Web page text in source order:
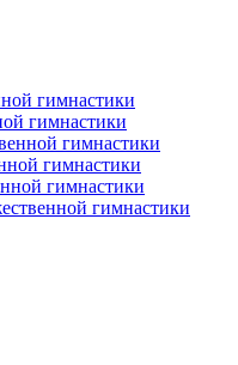
гимнастики
гимнастики
гимнастики
гимнастики
гимнастики
гимнастики